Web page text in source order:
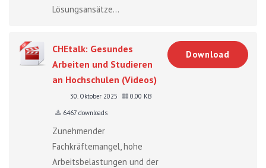
Lösungsansätze...
CHEtalk: Gesundes
Arbeiten und Studieren
an Hochschulen (Videos)
30. Oktober 2025
0.00 KB
6467 downloads
Zunehmender
Fachkräftemangel, hohe
Arbeitsbelastungen und der
Download